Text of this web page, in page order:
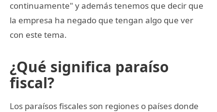
continuamente" y además tenemos que decir que
la empresa ha negado que tengan algo que ver
con este tema.
¿Qué significa paraíso
fiscal?
Los paraísos fiscales son regiones o países donde